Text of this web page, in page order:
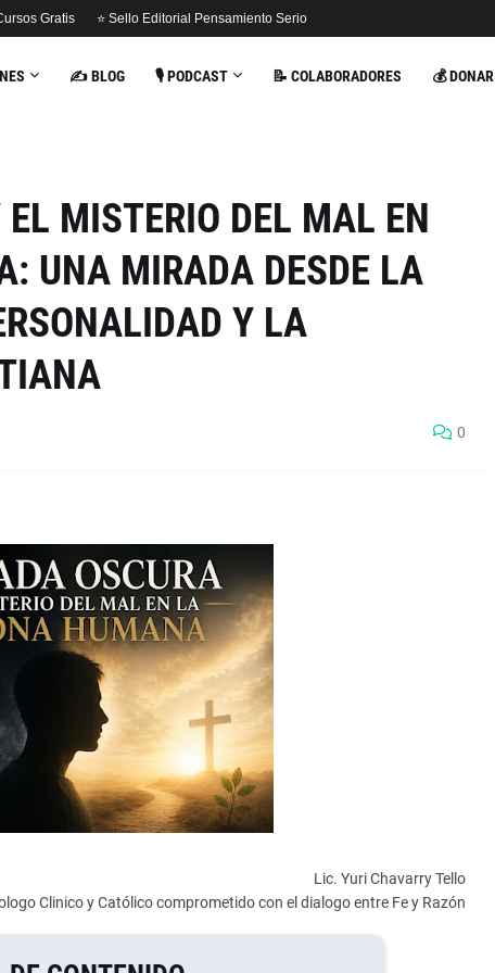
Gratis ⭐ Sello Editorial Pensamiento Serio
✍️ BLOG 🎙️ PODCAST 📝 COLABORADORES 💰 DONAR
MISTERIO DEL MAL EN
UNA MIRADA DESDE LA
Y LA
0
Lic. Yuri Chavarry Tello
Clinico y Católico comprometido con el dialogo entre Fe y Razón